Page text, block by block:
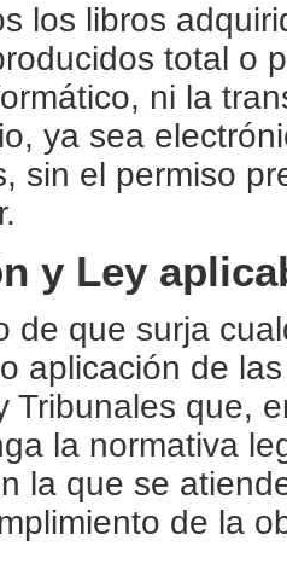
los libros
total o
ni la
ya sea
sin el permiso
y Ley
de que surja
aplicación de
Tribunales que,
la normativa
la que se
de la